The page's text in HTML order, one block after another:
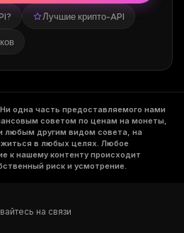
Лучшие крипто-API
Ни одна часть предоставляемого нами
советом по ценам на монеты,
любым другим видом совета, на
в любых целях. Любое
к нашему контенту происходит
риск и усмотрение.
на связи